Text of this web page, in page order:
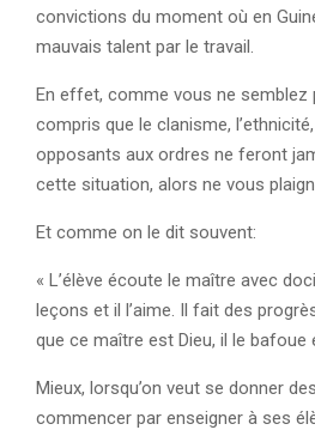
convictions du moment où en
mauvais talent par le travail.
En effet, comme vous ne semblez
compris que le clanisme,
opposants aux ordres ne feront
cette situation, alors ne vous
Et comme on le dit souvent:
« L’élève écoute le maître avec
leçons et il l’aime. Il fait des
que ce maître est Dieu, il le bafoue
Mieux, lorsqu’on veut se donner
commencer par enseigner à ses